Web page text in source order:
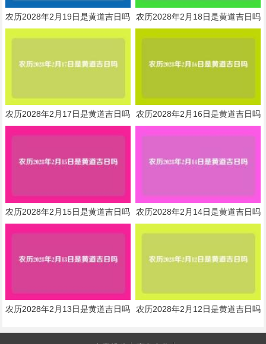
农历2028年2月19日是黄道吉日吗 农历2028年2月18日是黄道吉日吗
农历2028年2月17日是黄道吉日吗 农历2028年2月16日是黄道吉日吗
农历2028年2月15日是黄道吉日吗 农历2028年2月14日是黄道吉日吗
农历2028年2月13日是黄道吉日吗 农历2028年2月12日是黄道吉日吗